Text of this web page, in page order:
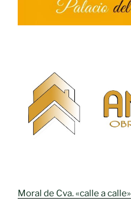
Moral de Cva. «calle a calle»